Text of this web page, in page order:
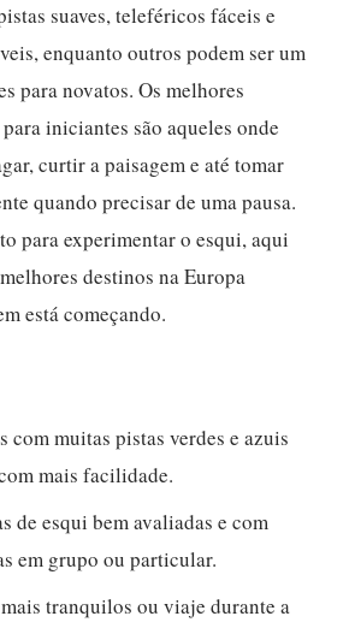
suaves, teleféricos fáceis e
enquanto outros podem ser um
para novatos. Os melhores
iniciantes são aqueles onde
curtir a paisagem e até tomar
quando precisar de uma pausa.
para experimentar o esqui, aqui
destinos na Europa
está começando.
com muitas pistas verdes e azuis
mais facilidade.
de esqui bem avaliadas e com
em grupo ou particular.
tranquilos ou viaje durante a